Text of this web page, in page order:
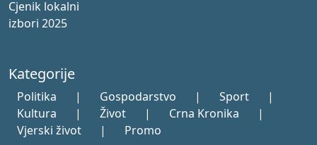
Cjenik lokalni
izbori 2025
Kategorije
Politika | Gospodarstvo | Sport
|
Kultura
| Život | Crna Kronika
|
Vjerski život
| Promo